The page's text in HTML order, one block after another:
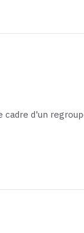
cadre d'un